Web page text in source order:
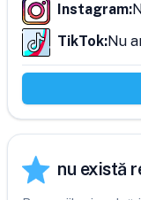
Instagram:
TikTok:Nu
nu există